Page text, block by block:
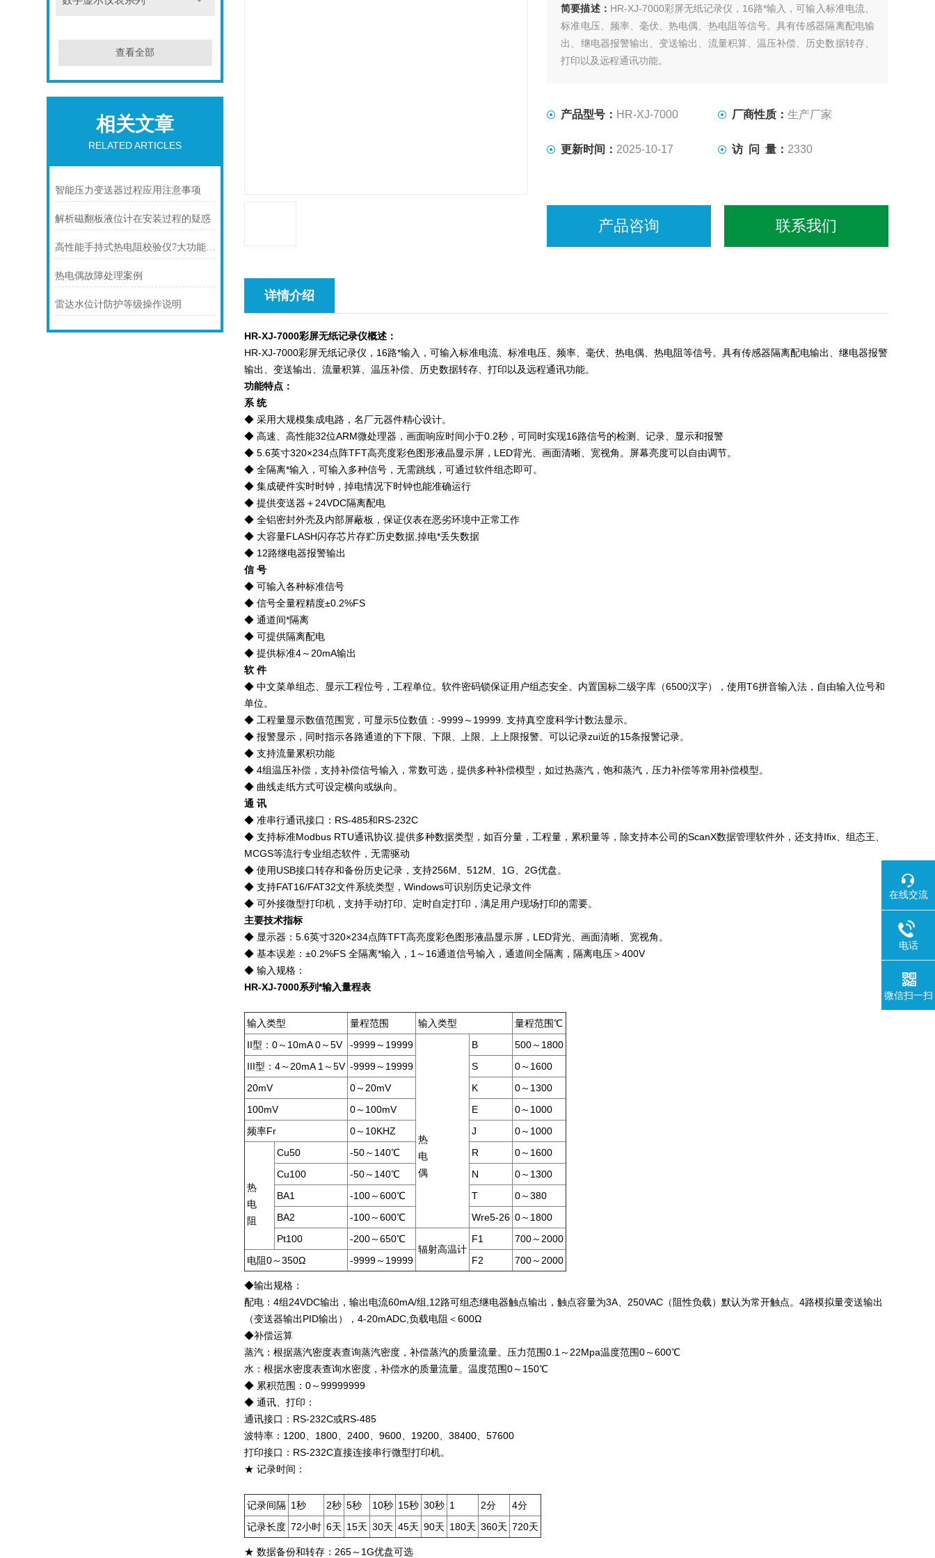
查看全部
相关文章
RELATED ARTICLES
智能压力变送器过程应用注意事项
解析磁翻板液位计在安装过程的疑惑
高性能手持式热电阻校验仪7大功能简介
热电偶故障处理案例
雷达水位计防护等级操作说明
简要描述： HR-XJ-7000彩屏无纸记录仪，16路*输入，可输入标准电流、
标准电压、频率、毫伏、热电偶、热电阻等信号。具有传感器隔离配电输
出、继电器报警输出、变送输出、流量积算、温压补偿、历史数据转存、
打印以及远程通讯功能。
产品型号： HR-XJ-7000 厂商性质： 生产厂家
更新时间： 2025-10-17 访 问 量： 2330
产品咨询 联系我们
详情介绍
HR-XJ-7000彩屏无纸记录仪概述：
HR-XJ-7000彩屏无纸记录仪，16路*输入，可输入标准电流、标准电压、频率、毫伏、热电偶、热电阻等信号。具有传感器隔离配电输出、继电器报警
输出、变送输出、流量积算、温压补偿、历史数据转存、打印以及远程通讯功能。
功能特点：
系 统
◆采用大规模集成电路，名厂元器件精心设计。
◆高速、高性能32位ARM微处理器，画面响应时间小于0.2秒，可同时实现16路信号的检测、记录、显示和报警
◆ 5.6英寸320×234点阵TFT高亮度彩色图形液晶显示屏，LED背光、画面清晰、宽视角。屏幕亮度可以自由调节。
◆全隔离*输入，可输入多种信号，无需跳线，可通过软件组态即可。
◆集成硬件实时时钟，掉电情况下时钟也能准确运行
◆提供变送器＋24VDC隔离配电
◆全铝密封外壳及内部屏蔽板，保证仪表在恶劣环境中正常工作
◆ 大容量FLASH闪存芯片存贮历史数据,掉电*丢失数据
◆ 12路继电器报警输出
信 号
◆可输入各种标准信号
◆信号全量程精度±0.2%FS
◆通道间*隔离
◆可提供隔离配电
◆提供标准4～20mA输出
软 件
◆中文菜单组态、显示工程位号，工程单位。软件密码锁保证用户组态安全。内置国标二级字库（6500汉字），使用T6拼音输入法，自由输入位号和
单位。
◆ 工程量显示数值范围宽，可显示5位数值：-9999～19999. 支持真空度科学计数法显示。
◆报警显示，同时指示各路通道的下下限、下限、上限、上上限报警。可以记录zui近的15条报警记录。
◆支持流量累积功能
◆ 4组温压补偿，支持补偿信号输入，常数可选，提供多种补偿模型，如过热蒸汽，饱和蒸汽，压力补偿等常用补偿模型。
◆ 曲线走纸方式可设定横向或纵向。
通 讯
◆准串行通讯接口：RS-485和RS-232C
◆支持标准Modbus RTU通讯协议.提供多种数据类型，如百分量，工程量，累积量等，除支持本公司的ScanX数据管理软件外，还支持Ifix、组态王、
MCGS等流行专业组态软件，无需驱动
◆使用USB接口转存和备份历史记录，支持256M、512M、1G、2G优盘。
◆支持FAT16/FAT32文件系统类型，Windows可识别历史记录文件
◆可外接微型打印机，支持手动打印、定时自定打印，满足用户现场打印的需要。
主要技术指标
◆ 显示器：5.6英寸320×234点阵TFT高亮度彩色图形液晶显示屏，LED背光、画面清晰、宽视角。
◆基本误差：±0.2%FS 全隔离*输入，1～16通道信号输入，通道间全隔离，隔离电压＞400V
◆输入规格：
HR-XJ-7000系列*输入量程表
输入类型 量程范围 输入类型
量程范围℃
II型：0～10mA 0～5V -9999～19999
热
电
偶
B 500～1800
III型：4～20mA 1～5V -9999～19999 S 0～1600
20mV
0～20mV K 0～1300
100mV
0～100mV E 0～1000
频率Fr
0～10KHZ J 0～1000
热
电
阻
Cu50 -50～140℃ R 0～1600
Cu100
-50～140℃ N 0～1300
BA1
-100～600℃ T 0～380
BA2
-100～600℃ Wre5-26 0～1800
Pt100
-200～650℃
辐射高温计
F1 700～2000
电阻0～350Ω
-9999～19999 F2 700～2000
◆输出规格：
配电：4组24VDC输出，输出电流60mA/组,12路可组态继电器触点输出，触点容量为3A、250VAC（阻性负载）默认为常开触点。4路模拟量变送输出
（变送器输出PID输出），4-20mADC,负载电阻＜600Ω
◆补偿运算
蒸汽：根据蒸汽密度表查询蒸汽密度，补偿蒸汽的质量流量。压力范围0.1～22Mpa温度范围0～600℃
水：根据水密度表查询水密度，补偿水的质量流量。温度范围0～150℃
◆ 累积范围：0～99999999
◆通讯、打印：
通讯接口：RS-232C或RS-485
波特率：1200、1800、2400、9600、19200、38400、57600
打印接口：RS-232C直接连接串行微型打印机。
★记录时间：
记录间隔 1秒 2秒 5秒 10秒 15秒 30秒 1 2分 4分
记录长度 72小时 6天 15天 30天 45天 90天 180天 360天 720天
★数据备份和转存：265～1G优盘可选
在线交流
电话
微信扫一扫